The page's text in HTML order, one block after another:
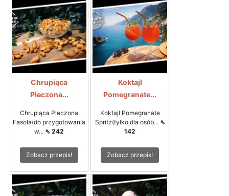
Chrupiąca
Pieczona...
Chrupiąca Pieczona
Fasola(do przygotowania
w... ⇖ 242
Zobacz przepis!
Koktajl
Pomegranate...
Koktajl Pomegranate
Spritz(tylko dla osób... ⇖
142
Zobacz przepis!